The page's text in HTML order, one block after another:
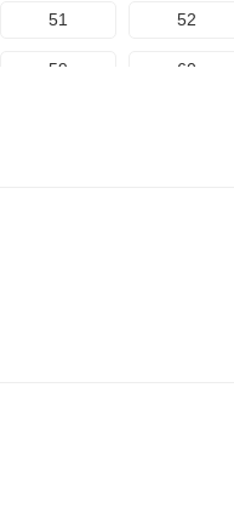
51 52
59 60